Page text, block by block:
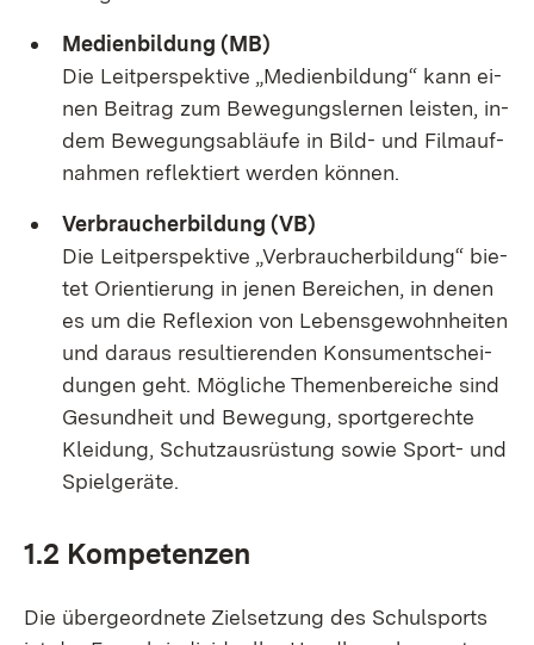
Me­di­en­bil­dung (MB)
Die Leit­per­spek­ti­ve „Me­di­en­bil­dung“ kann ei­
nen Bei­trag zum Be­we­gungs­ler­nen leis­ten, in­
dem Be­we­gungs­ab­läu­fe in Bild- und Film­auf­
nah­men re­flek­tiert wer­den kön­nen.
Ver­brau­cher­bil­dung (VB)
Die Leit­per­spek­ti­ve „Ver­brau­cher­bil­dung“ bie­
tet Ori­en­tie­rung in je­nen Be­rei­chen, in de­nen
es um die Re­fle­xi­on von Le­bens­ge­wohn­hei­ten
und dar­aus re­sul­tie­ren­den Kon­sum­entschei­
dun­gen geht. Mög­li­che The­men­be­rei­che sind
Ge­sund­heit und Be­we­gung, sport­ge­rech­te
Klei­dung, Schutz­aus­rüs­tung so­wie Sport- und
Spiel­ge­rä­te.
1.2 Kom­pe­ten­zen
Die über­ge­ord­ne­te Ziel­set­zung des Schul­sports